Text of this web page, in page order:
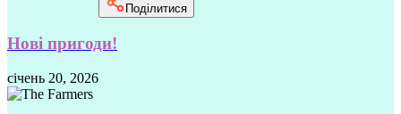
Поділитися
Нові пригоди!
січень 20, 2026